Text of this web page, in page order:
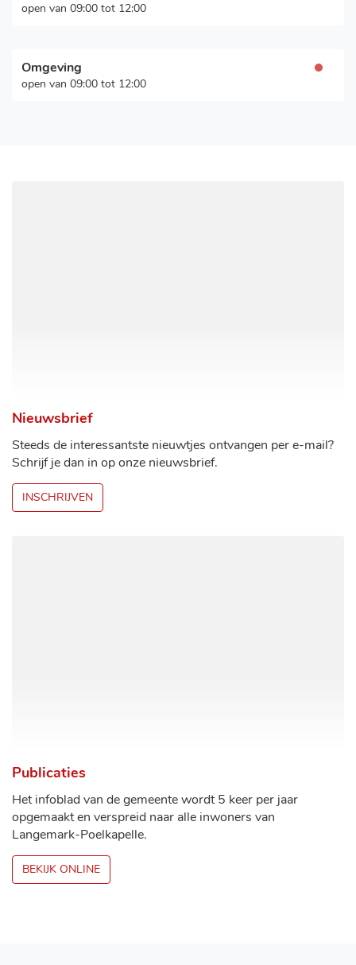
Openingsuren
open van 09:00 tot 12:00
Omgeving
Openingsuren
open van 09:00 tot 12:00
Nieuwsbrief
Steeds de interessantste nieuwtjes ontvangen per e-mail?
Schrijf je dan in op onze nieuwsbrief.
INSCHRIJVEN
Publicaties
Het infoblad van de gemeente wordt 5 keer per jaar
opgemaakt en verspreid naar alle inwoners van
Langemark-Poelkapelle.
BEKIJK ONLINE